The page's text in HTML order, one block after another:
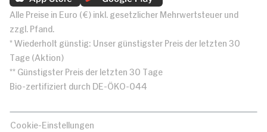
Alle Preise in Euro (€) inkl. gesetzlicher Mehrwertsteuer und
zzgl. Pfand.
* Wiederholt günstig: Unser günstigster Preis der letzten 30
Tage (Aktion)
** Günstigster Preis der letzten 30 Tage
Bio-zertifiziert durch DE-ÖKO-044
Cookie-Einstellungen